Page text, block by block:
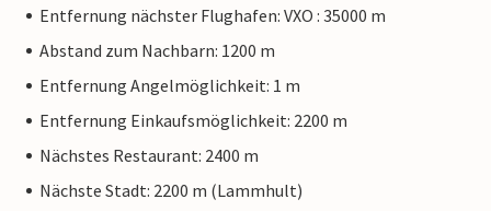
Entfernung nächster Flughafen: VXO : 35000 m
Abstand zum Nachbarn: 1200 m
Entfernung Angelmöglichkeit: 1 m
Entfernung Einkaufsmöglichkeit: 2200 m
Nächstes Restaurant: 2400 m
Nächste Stadt: 2200 m (Lammhult)